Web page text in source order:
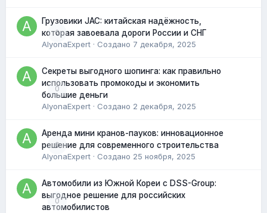
0
Грузовики JAC: китайская надёжность,
которая завоевала дороги России и СНГ
AlyonaExpert · Создано 7 декабря, 2025
0
Секреты выгодного шопинга: как правильно
использовать промокоды и экономить
большие деньги
AlyonaExpert · Создано 2 декабря, 2025
0
Аренда мини кранов-пауков: инновационное
решение для современного строительства
AlyonaExpert · Создано 25 ноября, 2025
0
Автомобили из Южной Кореи с DSS-Group:
выгодное решение для российских
автомобилистов